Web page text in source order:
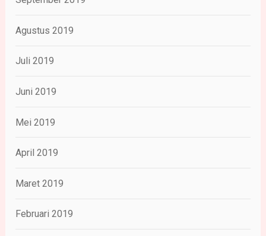
Agustus 2019
Juli 2019
Juni 2019
Mei 2019
April 2019
Maret 2019
Februari 2019